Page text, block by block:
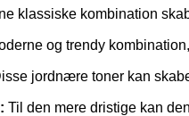
klassiske kombination
og trendy
jordnære toner kan
Til den mere dristige kan